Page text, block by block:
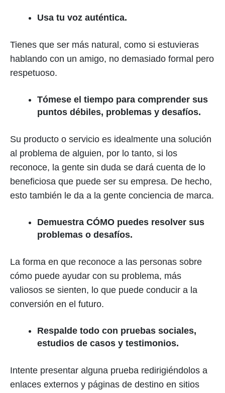
Usa tu voz auténtica.
Tienes que ser más natural, como si estuvieras
hablando con un amigo, no demasiado formal pero
respetuoso.
Tómese el tiempo para comprender sus
puntos débiles, problemas y desafíos.
Su producto o servicio es idealmente una solución
al problema de alguien, por lo tanto, si los
reconoce, la gente sin duda se dará cuenta de lo
beneficiosa que puede ser su empresa. De hecho,
esto también le da a la gente conciencia de marca.
Demuestra CÓMO puedes resolver sus
problemas o desafíos.
La forma en que reconoce a las personas sobre
cómo puede ayudar con su problema, más
valiosos se sienten, lo que puede conducir a la
conversión en el futuro.
Respalde todo con pruebas sociales,
estudios de casos y testimonios.
Intente presentar alguna prueba redirigiéndolos a
enlaces externos y páginas de destino en sitios